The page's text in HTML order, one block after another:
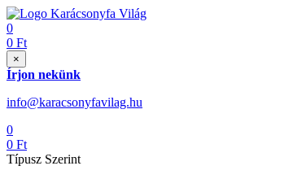
0
0 Ft
×
Írjon nekünk
info@karacsonyfavilag.hu
0
0 Ft
Típusz Szerint